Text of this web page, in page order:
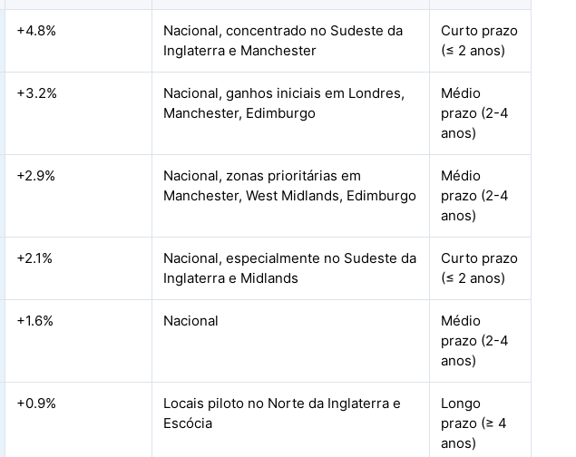
+4.8%
Nacional, concentrado no Sudeste da
Inglaterra e Manchester
Curto prazo
(≤ 2 anos)
+3.2%
Nacional, ganhos iniciais em Londres,
Manchester, Edimburgo
Médio
prazo (2-4
anos)
+2.9%
Nacional, zonas prioritárias em
Manchester, West Midlands, Edimburgo
Médio
prazo (2-4
anos)
+2.1%
Nacional, especialmente no Sudeste da
Inglaterra e Midlands
Curto prazo
(≤ 2 anos)
+1.6% Nacional
Médio
prazo (2-4
anos)
+0.9%
Locais piloto no Norte da Inglaterra e
Escócia
Longo
prazo (≥ 4
anos)